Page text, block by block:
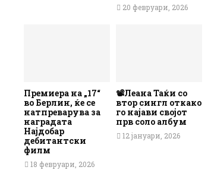
20 февруари, 2026
Премиера на „17“
во Берлин, ќе се
натпреварува за
наградата
Најдобар
дебитантски
филм
18 февруари, 2026
📽️Леана Таќи со
втор сингл откако
го најави својот
прв соло албум
12 јануари, 2026